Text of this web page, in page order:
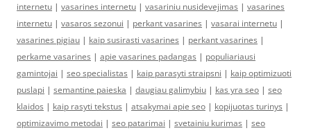
internetu | vasarines internetu | vasariniu nusidevejimas | vasarines
internetu | vasaros sezonui | perkant vasarines | vasarai internetu |
vasarines pigiau | kaip susirasti vasarines | perkant vasarines |
perkame vasarines | apie vasarines padangas | populiariausi
gamintojai | seo specialistas | kaip parasyti straipsni | kaip optimizuoti
puslapi | semantine paieska | daugiau galimybiu | kas yra seo | seo
klaidos | kaip rasyti tekstus | atsakymai apie seo | kopijuotas turinys |
optimizavimo metodai | seo patarimai | svetainiu kurimas | seo